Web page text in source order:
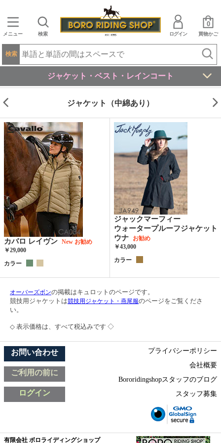
メニュー 検索 ログイン 買物かご
0
検索
ジャケット・ベスト・レインコート
ジャケット（中綿あり）
カバロ レイヴン New お勧め
￥29,000
カラー
ジャックマーフィー
ウォータープルーフジャケット
ウナ
お勧め
￥43,000
カラー
オーバーズボンの掲載はキュロットのページです。
競技用ジャケットは競技用ジャケット・燕尾服のページをご覧くださ
い。
◇ 表示価格は、すべて税込みです ◇
お問い合わせ
ご利用の前に
ログイン
プライバシーポリシー
会社概要
Bororidingshopスタッフのブログ
スタッフ募集
有限会社 ボロライディングショップ